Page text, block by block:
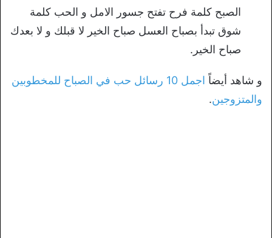
الصبح كلمة فرح تفتح جسور الامل و الحب كلمة
شوق تبدأ بصباح العسل صباح الخير لا قبلك و لا بعدك
صباح الخير.
و شاهد أيضاً
اجمل 10 رسائل حب في الصباح للمخطوبين
والمتزوجين.